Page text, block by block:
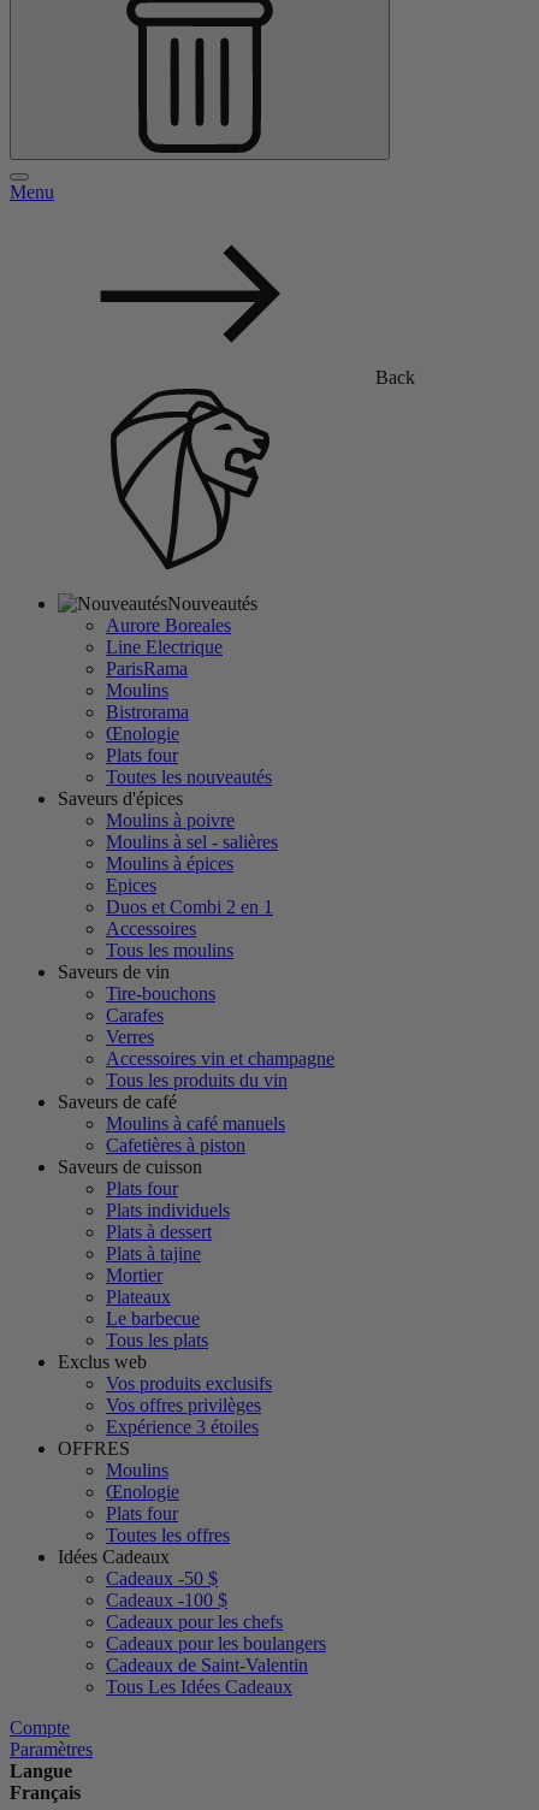
Menu
Back
Nouveautés
Aurore Boreales
Line Electrique
ParisRama
Moulins
Bistrorama
Œnologie
Plats four
Toutes les nouveautés
Saveurs d'épices
Moulins à poivre
Moulins à sel - salières
Moulins à épices
Epices
Duos et Combi 2 en 1
Accessoires
Tous les moulins
Saveurs de vin
Tire-bouchons
Carafes
Verres
Accessoires vin et champagne
Tous les produits du vin
Saveurs de café
Moulins à café manuels
Cafetières à piston
Saveurs de cuisson
Plats four
Plats individuels
Plats à dessert
Plats à tajine
Mortier
Plateaux
Le barbecue
Tous les plats
Exclus web
Vos produits exclusifs
Vos offres privilèges
Expérience 3 étoiles
OFFRES
Moulins
Œnologie
Plats four
Toutes les offres
Idées Cadeaux
Cadeaux -50 $
Cadeaux -100 $
Cadeaux pour les chefs
Cadeaux pour les boulangers
Cadeaux de Saint-Valentin
Tous Les Idées Cadeaux
Compte
Paramètres
Langue
Français